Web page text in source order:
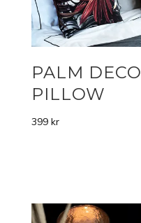
PALM DECO
PILLOW
399 kr